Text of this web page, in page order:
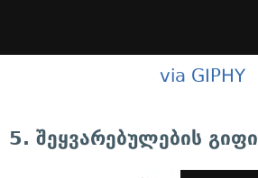
via GIPHY
5. შეყვარებულების გიფი